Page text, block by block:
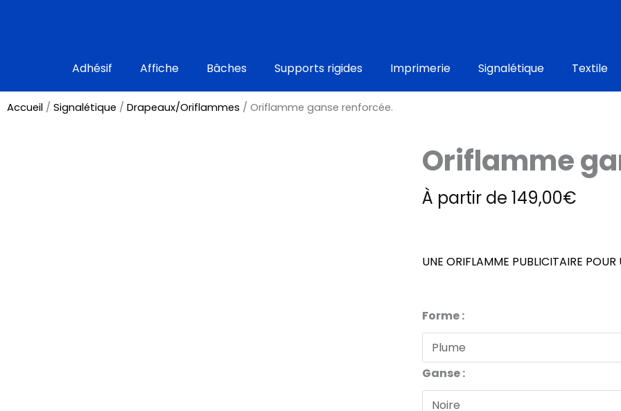
Adhésif Affiche Bâches Supports rigides Imprimerie Signalétique Textile
Accueil / Signalétique / Drapeaux/Oriflammes / Oriflamme ganse renforcée.
Oriflamme
À partir de149,00€
UNE ORIFLAMME PUBLICITAIRE POUR
Forme :
Ganse :
quantité
de
Oriflamme
ganse
renforcée.